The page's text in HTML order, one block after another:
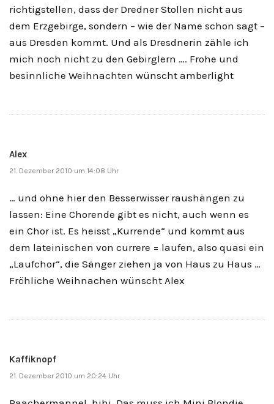
richtigstellen, dass der Dredner Stollen nicht aus
dem Erzgebirge, sondern – wie der Name schon sagt –
aus Dresden kommt. Und als Dresdnerin zähle ich
mich noch nicht zu den Gebirglern …. Frohe und
besinnliche Weihnachten wünscht amberlight
Alex
21. Dezember 2010 um 14:08 Uhr
… und ohne hier den Besserwisser raushängen zu
lassen: Eine Chorende gibt es nicht, auch wenn es
ein Chor ist. Es heisst „Kurrende“ und kommt aus
dem lateinischen von currere = laufen, also quasi ein
„Laufchor“, die Sänger ziehen ja von Haus zu Haus …
Fröhliche Weihnachen wünscht Alex
Kaffiknopf
21. Dezember 2010 um 20:24 Uhr